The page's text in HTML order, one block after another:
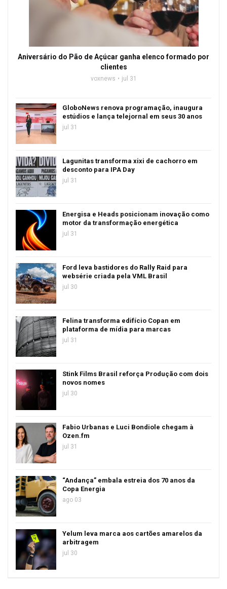
Aniversário do Pão de Açúcar ganha elenco formado por
clientes
voxnews jul 31
GloboNews renova programação, inaugura
estúdios e lança telejornal em seus 30 anos
jul 31
Lagunitas transforma xixi de cachorro em
desconto para IPA Day
jul 31
Energisa e Heads posicionam inovação como
motor da transformação energética
jul 31
Ford leva bastidores do Rally Raid para
websérie criada pela VML Brasil
jul 30
Felina transforma edifício Copan em
plataforma de mídia para marcas
jul 31
Stink Films Brasil reforça Produção com dois
novos nomes
jul 30
Fabio Urbanas e Luci Bondiole chegam à
Ozen.fm
jul 31
“Andança” embala estreia dos 70 anos da
Copa Energia
ago 03
Yelum leva marca aos cartões amarelos da
arbitragem
jul 30